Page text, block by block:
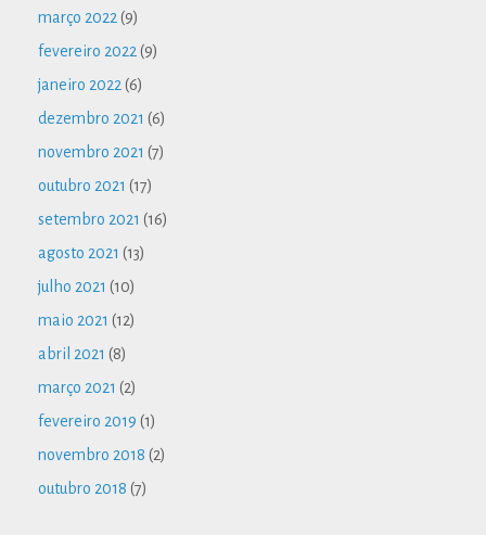
março 2022 (9)
fevereiro 2022 (9)
janeiro 2022 (6)
dezembro 2021 (6)
novembro 2021 (7)
outubro 2021 (17)
setembro 2021 (16)
agosto 2021 (13)
julho 2021 (10)
maio 2021 (12)
abril 2021 (8)
março 2021 (2)
fevereiro 2019 (1)
novembro 2018 (2)
outubro 2018 (7)